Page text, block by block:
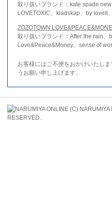
取り扱いブランド：kate spade
LOVETOXIC、kladskap、by loveit
ZOZOTOWN
取り扱いブランド：After the rain、
Love&Peace&Money、sense of
お客様にはご不便をおかけいたし
うお願い申し上げます。